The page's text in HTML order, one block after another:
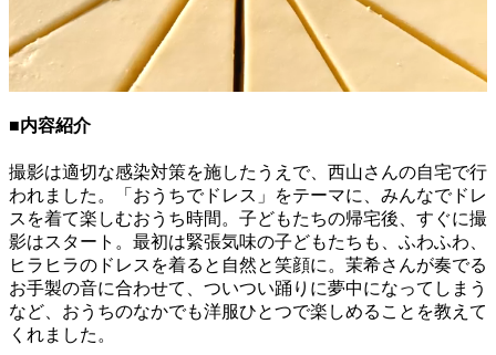
■内容紹介
撮影は適切な感染対策を施したうえで、西山さんの自宅で行
われました。「おうちでドレス」をテーマに、みんなでドレ
スを着て楽しむおうち時間。子どもたちの帰宅後、すぐに撮
影はスタート。最初は緊張気味の子どもたちも、ふわふわ、
ヒラヒラのドレスを着ると自然と笑顔に。茉希さんが奏でる
お手製の音に合わせて、ついつい踊りに夢中になってしまう
など、おうちのなかでも洋服ひとつで楽しめることを教えて
くれました。